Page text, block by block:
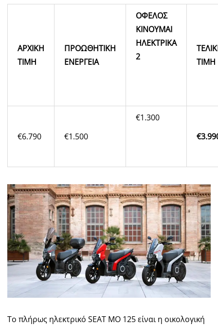
ΑΡΧΙΚΗ
ΤΙΜΗ
ΠΡΟΩΘΗΤΙΚΗ
ΕΝΕΡΓΕΙΑ
ΟΦΕΛΟΣ
ΚΙΝΟΥΜΑΙ
ΗΛΕΚΤΡΙΚΑ
2
ΤΙΜΗ
€6.790 €1.500
€1.300
Το πλήρως ηλεκτρικό SEAT MO 125 είναι η οικολογική